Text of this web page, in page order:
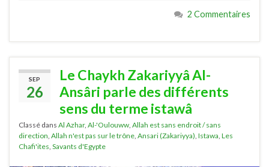
2 Commentaires
SEP
26
Le Chaykh Zakariyyâ Al-
Ansâri parle des différents
sens du terme istawâ
Classé dans Al Azhar, Al-'Oulouww Allah est sans endroit / sans
direction Allah n'est pas sur le trône Ansari (Zakariyya) Istawa Les
Chafi'ites Savants d'Egypte